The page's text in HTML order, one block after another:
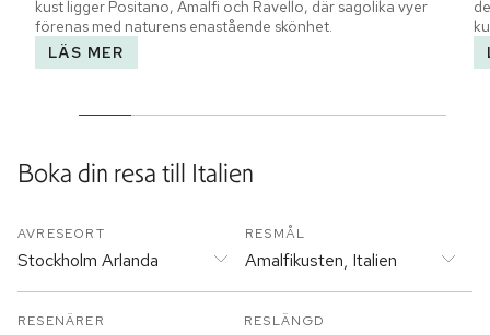
kust ligger Positano, Amalfi och Ravello, där sagolika vyer
förenas med naturens enastående skönhet.
LÄS MER
Boka din resa till Italien
AVRESEORT
Stockholm Arlanda
RESMÅL
Amalfikusten, Italien
RESLÄNGD
RESENÄRER